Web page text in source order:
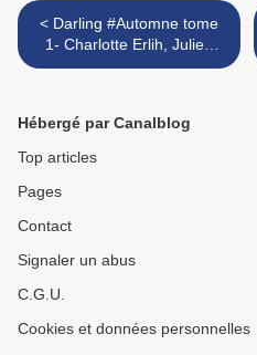
< Darling #Automne tome
1- Charlotte Erlih, Julien
Dufresne-Lamy
Hébergé par Canalblog
Top articles
Pages
Contact
Signaler un abus
C.G.U.
Cookies et données personnelles